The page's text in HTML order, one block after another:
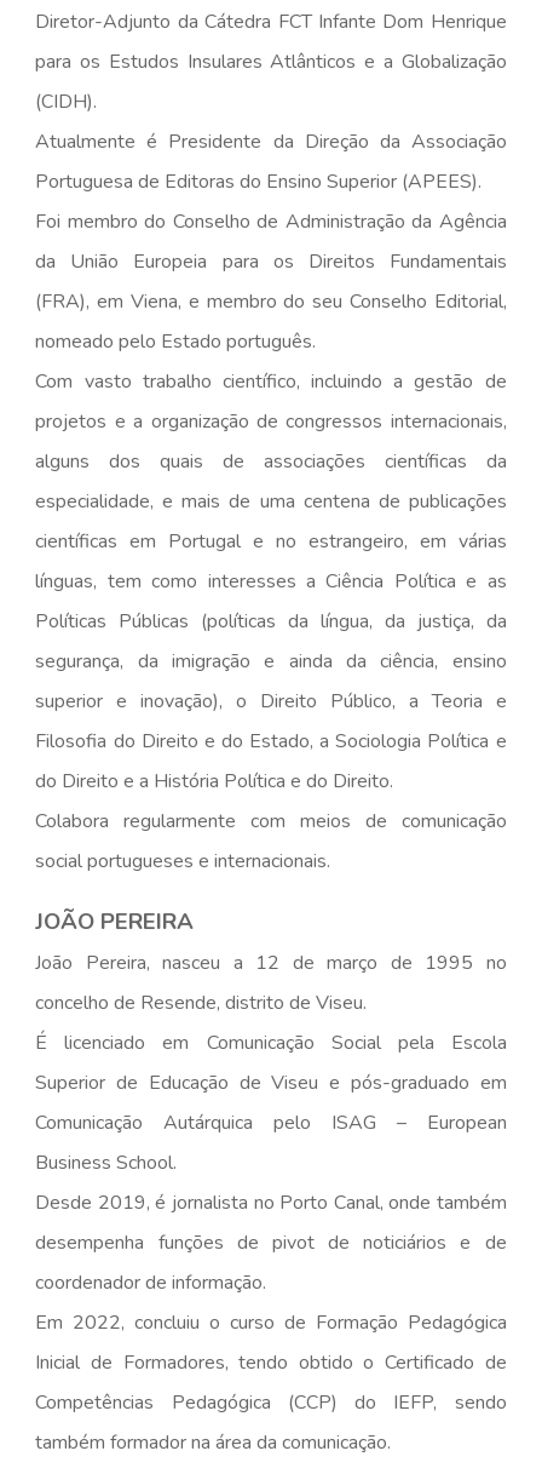
Diretor-Adjunto da Cátedra FCT Infante Dom Henrique
para os Estudos Insulares Atlânticos e a Globalização
(CIDH).
Atualmente é Presidente da Direção da Associação
Portuguesa de Editoras do Ensino Superior (APEES).
Foi membro do Conselho de Administração da Agência
da União Europeia para os Direitos Fundamentais
(FRA), em Viena, e membro do seu Conselho Editorial,
nomeado pelo Estado português.
Com vasto trabalho científico, incluindo a gestão de
projetos e a organização de congressos internacionais,
alguns dos quais de associações científicas da
especialidade, e mais de uma centena de publicações
científicas em Portugal e no estrangeiro, em várias
línguas, tem como interesses a Ciência Política e as
Políticas Públicas (políticas da língua, da justiça, da
segurança, da imigração e ainda da ciência, ensino
superior e inovação), o Direito Público, a Teoria e
Filosofia do Direito e do Estado, a Sociologia Política e
do Direito e a História Política e do Direito.
Colabora regularmente com meios de comunicação
social portugueses e internacionais.
JOÃO PEREIRA
João Pereira, nasceu a 12 de março de 1995 no
concelho de Resende, distrito de Viseu.
É licenciado em Comunicação Social pela Escola
Superior de Educação de Viseu e pós-graduado em
Comunicação Autárquica pelo ISAG – European
Business School.
Desde 2019, é jornalista no Porto Canal, onde também
desempenha funções de pivot de noticiários e de
coordenador de informação.
Em 2022, concluiu o curso de Formação Pedagógica
Inicial de Formadores, tendo obtido o Certificado de
Competências Pedagógica (CCP) do IEFP, sendo
também formador na área da comunicação.